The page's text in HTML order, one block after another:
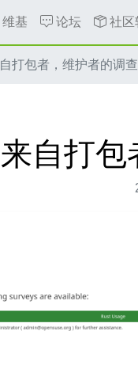
基 论坛 社区
打包者，维护者的调
来自打包